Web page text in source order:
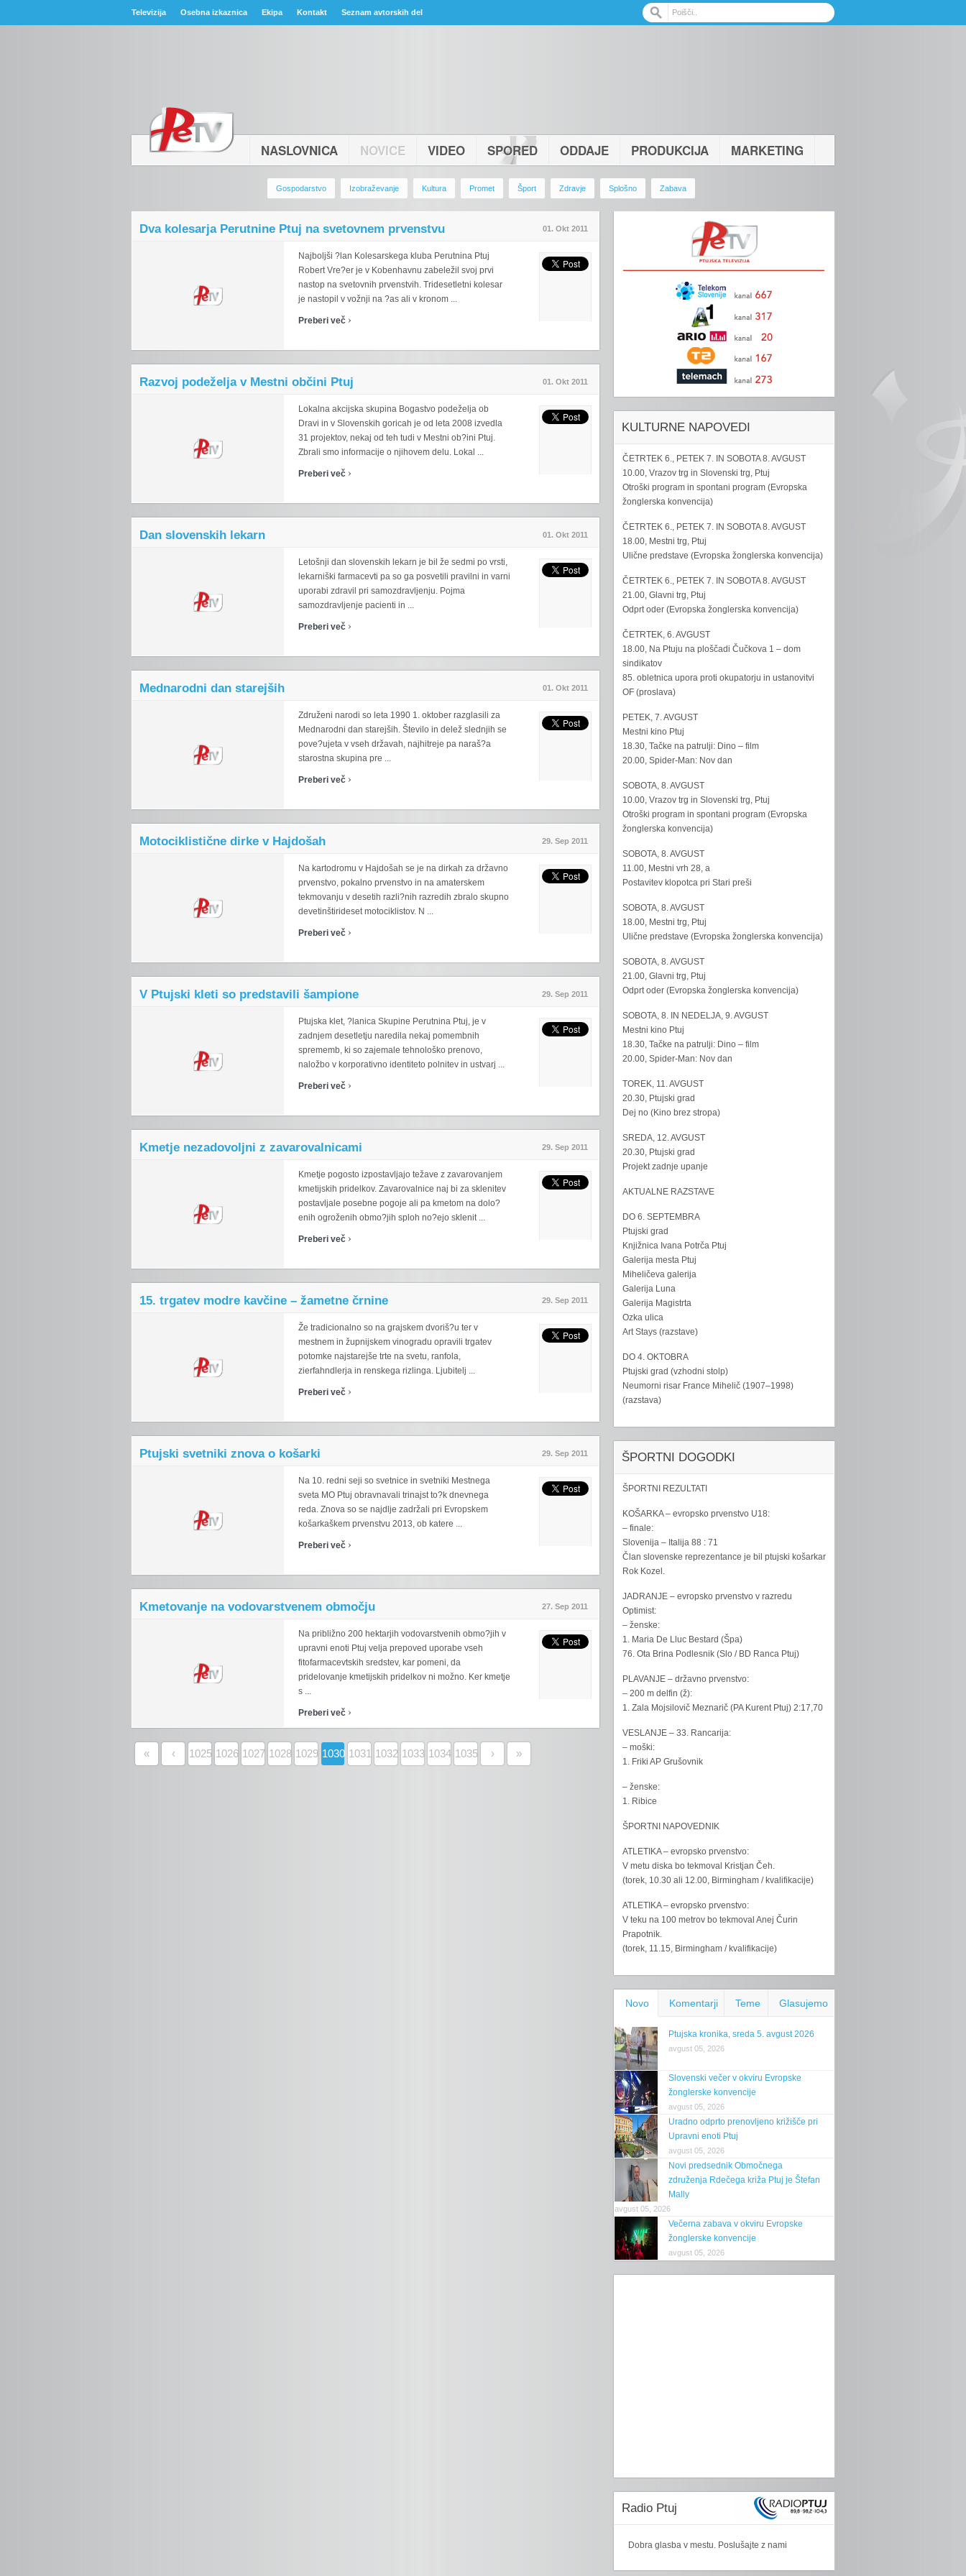
Televizija Osebna izkaznica Ekipa Kontakt Seznam avtorskih del
NASLOVNICA NOVICE VIDEO SPORED ODDAJE PRODUKCIJA MARKETING
Gospodarstvo Izobraževanje Kultura Promet Šport Zdravje Splošno Zabava
Dva kolesarja Perutnine Ptuj na svetovnem prvenstvu 01. Okt 2011
Najboljši ?lan Kolesarskega kluba Perutnina Ptuj
Robert Vre?er je v Kobenhavnu zabeležil svoj prvi
nastop na svetovnih prvenstvih. Tridesetletni kolesar
je nastopil v vožnji na ?as ali v kronom ...
Preberi več ›
Razvoj podeželja v Mestni občini Ptuj 01. Okt 2011
Lokalna akcijska skupina Bogastvo podeželja ob
Dravi in v Slovenskih goricah je od leta 2008 izvedla
31 projektov, nekaj od teh tudi v Mestni ob?ini Ptuj.
Zbrali smo informacije o njihovem delu. Lokal ...
Preberi več ›
Dan slovenskih lekarn 01. Okt 2011
Letošnji dan slovenskih lekarn je bil že sedmi po vrsti,
lekarniški farmacevti pa so ga posvetili pravilni in varni
uporabi zdravil pri samozdravljenju. Pojma
samozdravljenje pacienti in ...
Preberi več ›
Mednarodni dan starejših 01. Okt 2011
Združeni narodi so leta 1990 1. oktober razglasili za
Mednarodni dan starejših. Število in delež slednjih se
pove?ujeta v vseh državah, najhitreje pa naraš?a
starostna skupina pre ...
Preberi več ›
Motociklistične dirke v Hajdošah 29. Sep 2011
Na kartodromu v Hajdošah se je na dirkah za državno
prvenstvo, pokalno prvenstvo in na amaterskem
tekmovanju v desetih razli?nih razredih zbralo skupno
devetinštirideset motociklistov. N ...
Preberi več ›
V Ptujski kleti so predstavili šampione 29. Sep 2011
Ptujska klet, ?lanica Skupine Perutnina Ptuj, je v
zadnjem desetletju naredila nekaj pomembnih
sprememb, ki so zajemale tehnološko prenovo,
naložbo v korporativno identiteto polnitev in ustvarj ...
Preberi več ›
Kmetje nezadovoljni z zavarovalnicami 29. Sep 2011
Kmetje pogosto izpostavljajo težave z zavarovanjem
kmetijskih pridelkov. Zavarovalnice naj bi za sklenitev
postavljale posebne pogoje ali pa kmetom na dolo?
enih ogroženih obmo?jih sploh no?ejo sklenit ...
Preberi več ›
15. trgatev modre kavčine – žametne črnine 29. Sep 2011
Že tradicionalno so na grajskem dvoriš?u ter v
mestnem in župnijskem vinogradu opravili trgatev
potomke najstarejše trte na svetu, ranfola,
zierfahndlerja in renskega rizlinga. Ljubitelj ...
Preberi več ›
Ptujski svetniki znova o košarki 29. Sep 2011
Na 10. redni seji so svetnice in svetniki Mestnega
sveta MO Ptuj obravnavali trinajst to?k dnevnega
reda. Znova so se najdlje zadržali pri Evropskem
košarkaškem prvenstvu 2013, ob katere ...
Preberi več ›
Kmetovanje na vodovarstvenem območju 27. Sep 2011
Na približno 200 hektarjih vodovarstvenih obmo?jih v
upravni enoti Ptuj velja prepoved uporabe vseh
fitofarmacevtskih sredstev, kar pomeni, da
pridelovanje kmetijskih pridelkov ni možno. Ker kmetje
s ...
Preberi več ›
« ‹ 1025 1026 1027 1028 1029 1030 1031 1032 1033 1034 1035 › »
KULTURNE NAPOVEDI
ČETRTEK 6., PETEK 7. IN SOBOTA 8. AVGUST
10.00, Vrazov trg in Slovenski trg, Ptuj
Otroški program in spontani program (Evropska
žonglerska konvencija)
ČETRTEK 6., PETEK 7. IN SOBOTA 8. AVGUST
18.00, Mestni trg, Ptuj
Ulične predstave (Evropska žonglerska konvencija)
ČETRTEK 6., PETEK 7. IN SOBOTA 8. AVGUST
21.00, Glavni trg, Ptuj
Odprt oder (Evropska žonglerska konvencija)
ČETRTEK, 6. AVGUST
18.00, Na Ptuju na ploščadi Čučkova 1 – dom
sindikatov
85. obletnica upora proti okupatorju in ustanovitvi
OF (proslava)
PETEK, 7. AVGUST
Mestni kino Ptuj
18.30, Tačke na patrulji: Dino – film
20.00, Spider-Man: Nov dan
SOBOTA, 8. AVGUST
10.00, Vrazov trg in Slovenski trg, Ptuj
Otroški program in spontani program (Evropska
žonglerska konvencija)
SOBOTA, 8. AVGUST
11.00, Mestni vrh 28, a
Postavitev klopotca pri Stari preši
SOBOTA, 8. AVGUST
18.00, Mestni trg, Ptuj
Ulične predstave (Evropska žonglerska konvencija)
SOBOTA, 8. AVGUST
21.00, Glavni trg, Ptuj
Odprt oder (Evropska žonglerska konvencija)
SOBOTA, 8. IN NEDELJA, 9. AVGUST
Mestni kino Ptuj
18.30, Tačke na patrulji: Dino – film
20.00, Spider-Man: Nov dan
TOREK, 11. AVGUST
20.30, Ptujski grad
Dej no (Kino brez stropa)
SREDA, 12. AVGUST
20.30, Ptujski grad
Projekt zadnje upanje
AKTUALNE RAZSTAVE
DO 6. SEPTEMBRA
Ptujski grad
Knjižnica Ivana Potrča Ptuj
Galerija mesta Ptuj
Miheličeva galerija
Galerija Luna
Galerija Magistrta
Ozka ulica
Art Stays (razstave)
DO 4. OKTOBRA
Ptujski grad (vzhodni stolp)
Neumorni risar France Mihelič (1907–1998)
(razstava)
ŠPORTNI DOGODKI
ŠPORTNI REZULTATI
KOŠARKA – evropsko prvenstvo U18:
– finale:
Slovenija – Italija 88 : 71
Član slovenske reprezentance je bil ptujski košarkar
Rok Kozel.
JADRANJE – evropsko prvenstvo v razredu
Optimist:
– ženske:
1. Maria De Lluc Bestard (Špa)
76. Ota Brina Podlesnik (Slo / BD Ranca Ptuj)
PLAVANJE – državno prvenstvo:
– 200 m delfin (ž):
1. Zala Mojsilovič Meznarič (PA Kurent Ptuj) 2:17,70
VESLANJE – 33. Rancarija:
– moški:
1. Friki AP Grušovnik
– ženske:
1. Ribice
ŠPORTNI NAPOVEDNIK
ATLETIKA – evropsko prvenstvo:
V metu diska bo tekmoval Kristjan Čeh.
(torek, 10.30 ali 12.00, Birmingham / kvalifikacije)
ATLETIKA – evropsko prvenstvo:
V teku na 100 metrov bo tekmoval Anej Čurin
Prapotnik.
(torek, 11.15, Birmingham / kvalifikacije)
Novo Komentarji Teme Glasujemo
Ptujska kronika, sreda 5. avgust 2026
avgust 05, 2026
Slovenski večer v okviru Evropske
žonglerske konvencije
avgust 05, 2026
Uradno odprto prenovljeno križišče pri
Upravni enoti Ptuj
avgust 05, 2026
Novi predsednik Območnega
združenja Rdečega križa Ptuj je Štefan
Mally
avgust 05, 2026
Večerna zabava v okviru Evropske
žonglerske konvencije
avgust 05, 2026
Radio Ptuj
Dobra glasba v mestu. Poslušajte z nami